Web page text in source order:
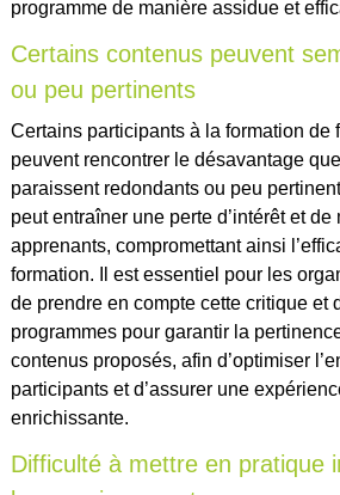
programme de manière assidue et
Certains contenus peuvent
ou peu pertinents
Certains participants à la formation de
peuvent rencontrer le désavantage
paraissent redondants ou peu
peut entraîner une perte d’intérêt et
apprenants, compromettant ainsi
formation. Il est essentiel pour les
de prendre en compte cette critique et
programmes pour garantir la
contenus proposés, afin d’optimiser
participants et d’assurer une
enrichissante.
Difficulté à mettre en pratique